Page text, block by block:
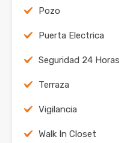
Pozo
Puerta Electrica
Seguridad 24 Horas
Terraza
Vigilancia
Walk In Closet